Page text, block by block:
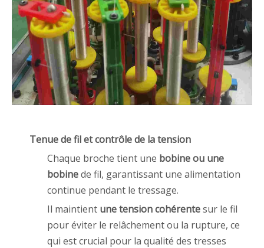
Tenue de fil et contrôle de la tension
Chaque broche tient une bobine ou une
bobinede fil, garantissant une alimentation
continue pendant le tressage.
Il maintient une tension cohérentesur le fil
pour éviter le relâchement ou la rupture, ce
qui est crucial pour la qualité des tresses